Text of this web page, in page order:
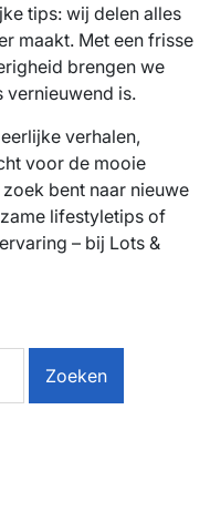
tips: wij delen alles
maakt. Met een frisse
brengen we
vernieuwend is.
verhalen,
voor de mooie
bent naar nieuwe
lifestyletips of
– bij Lots &